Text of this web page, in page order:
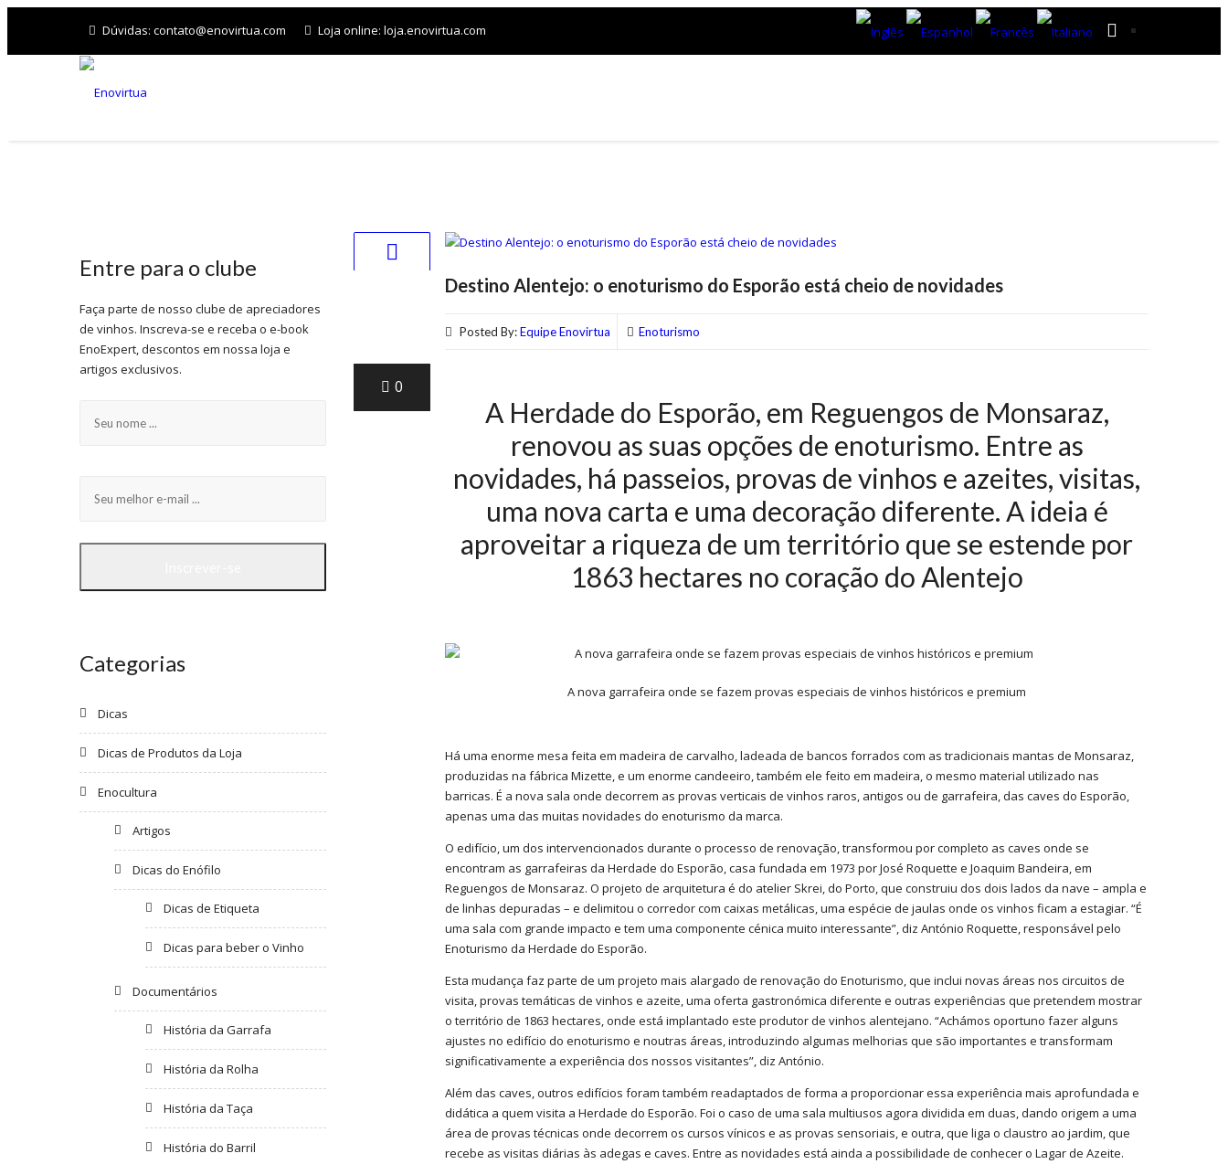
Dúvidas: contato@enovirtua.com Loja online: loja.enovirtua.com
0
Destino Alentejo: o enoturismo do Esporão está cheio de novidades
Posted By:Equipe Enovirtua Enoturismo
A Herdade do Esporão, em Reguengos de Monsaraz,
renovou as suas opções de enoturismo. Entre as
novidades, há passeios, provas de vinhos e azeites, visitas,
uma nova carta e uma decoração diferente. A ideia é
aproveitar a riqueza de um território que se estende por
1863 hectares no coração do Alentejo
A nova garrafeira onde se fazem provas especiais de vinhos históricos e premium
Há uma enorme mesa feita em madeira de carvalho, ladeada de bancos forrados com as tradicionais mantas de Monsaraz,
produzidas na fábrica Mizette, e um enorme candeeiro, também ele feito em madeira, o mesmo material utilizado nas
barricas. É a nova sala onde decorrem as provas verticais de vinhos raros, antigos ou de garrafeira, das caves do Esporão,
apenas uma das muitas novidades do enoturismo da marca.
O edifício, um dos intervencionados durante o processo de renovação, transformou por completo as caves onde se
encontram as garrafeiras da Herdade do Esporão, casa fundada em 1973 por José Roquette e Joaquim Bandeira, em
Reguengos de Monsaraz. O projeto de arquitetura é do atelier Skrei, do Porto, que construiu dos dois lados da nave – ampla e
de linhas depuradas – e delimitou o corredor com caixas metálicas, uma espécie de jaulas onde os vinhos ficam a estagiar. “É
uma sala com grande impacto e tem uma componente cénica muito interessante”, diz António Roquette, responsável pelo
Enoturismo da Herdade do Esporão.
Esta mudança faz parte de um projeto mais alargado de renovação do Enoturismo, que inclui novas áreas nos circuitos de
visita, provas temáticas de vinhos e azeite, uma oferta gastronómica diferente e outras experiências que pretendem mostrar
o território de 1863 hectares, onde está implantado este produtor de vinhos alentejano. “Achámos oportuno fazer alguns
ajustes no edifício do enoturismo e noutras áreas, introduzindo algumas melhorias que são importantes e transformam
significativamente a experiência dos nossos visitantes”, diz António.
Além das caves, outros edifícios foram também readaptados de forma a proporcionar essa experiência mais aprofundada e
didática a quem visita a Herdade do Esporão. Foi o caso de uma sala multiusos agora dividida em duas, dando origem a uma
área de provas técnicas onde decorrem os cursos vínicos e as provas sensoriais, e outra, que liga o claustro ao jardim, que
recebe as visitas diárias às adegas e caves. Entre as novidades está ainda a possibilidade de conhecer o Lagar de Azeite.
Entre para o clube
Faça parte de nosso clube de apreciadores
de vinhos. Inscreva-se e receba o e-book
EnoExpert, descontos em nossa loja e
artigos exclusivos.
Categorias
Dicas
Dicas de Produtos da Loja
Enocultura
Artigos
Dicas do Enófilo
Dicas de Etiqueta
Dicas para beber o Vinho
Documentários
História da Garrafa
História da Rolha
História da Taça
História do Barril